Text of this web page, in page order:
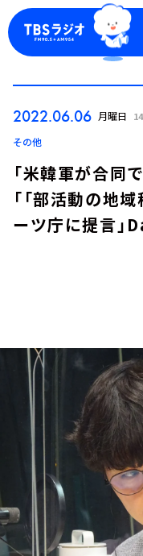
TBS Podcast
お知らせ
イベント・グ
YouTube
会社情報
2022.06.06 月曜日
その他
「米韓軍が合同
「「部活動の地
ーツ庁に提言